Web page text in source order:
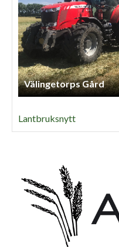
Välingetorps Gård
Lantbruksnytt